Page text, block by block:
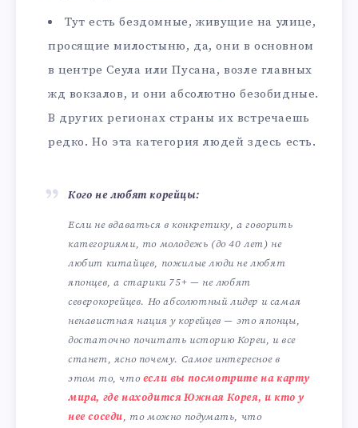
Тут есть бездомные, живущие на улице,
просящие милостыню, да, они в основном
в центре Сеула или Пусана, возле главных
жд вокзалов, и они абсолютно безобидные.
В других регионах страны их встречаешь
редко. Но эта категория людей здесь есть.
Кого не любят корейцы:
Если не вдаваться в конкретику, а говорить
категориями, то молодежь (до 40 лет) не
любит китайцев, пожилые люди не любят
японцев, а старики 75+ — не любят
северокорейцев. Но абсолютный лидер и самая
ненавистная нация у корейцев — это японцы,
достаточно почитать историю Кореи, и все
станет, ясно почему. Самое интересное в
этом то, чтоесли вы посмотрите на карту
мира, где находится Южная Корея, и кто у
нее соседи, то можно подумать, что